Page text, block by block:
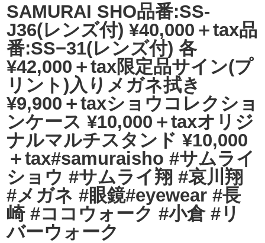
SAMURAI SHO品番:SS-
J36(レンズ付) ¥40,000＋tax品
番:SS−31(レンズ付) 各
¥42,000＋tax限定品サイン(プ
リント)入りメガネ拭き
¥9,900＋taxショウコレクショ
ンケース ¥10,000＋taxオリジ
ナルマルチスタンド ¥10,000
＋tax#samuraisho #サムライ
ショウ #サムライ翔 #哀川翔
#メガネ #眼鏡#eyewear #長
崎 #ココウォーク #小倉 #リ
バーウォーク